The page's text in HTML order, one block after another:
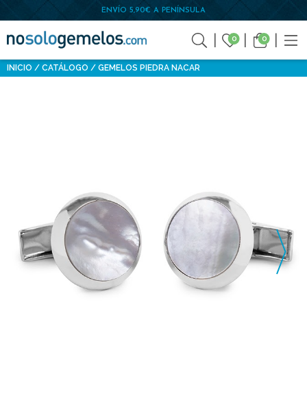
ENVÍO 5,90€ A PENÍNSULA
0 0
INICIO CATÁLOGO GEMELOS PIEDRA NACAR